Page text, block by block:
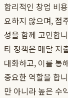
합리적인 창업 비
요하지 않으며, 점
성을 함께 고민합
티 정책은 매달 지
대화하고, 이를 통
중요한 역할을 합
만 아니라 높은 수